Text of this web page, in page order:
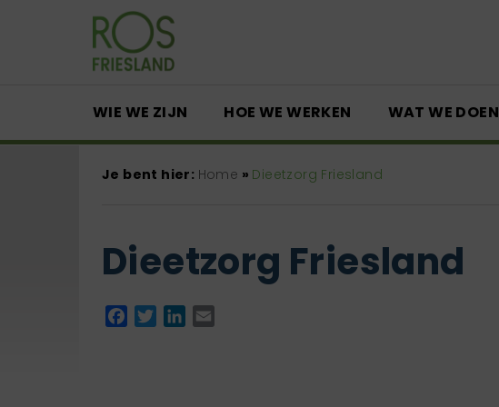
WIE WE ZIJN HOE WE WERKEN WAT WE DOEN
Je bent hier: Home » Dieetzorg Friesland
Dieetzorg Friesland
Facebook
TwitterLinkedIn